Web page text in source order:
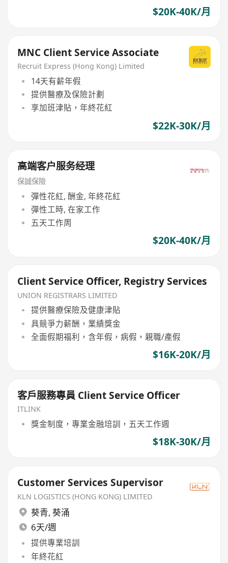
$20K-40K/月
MNC Client Service Associate
Recruit Express (Hong Kong) Limited
14天有薪年假
提供醫療及保險計劃
享加班津貼，年終花紅
$22K-30K/月
高端客户服务经理
保誠保險
彈性花紅, 酬金, 年終花紅
彈性工時, 在家工作
五天工作周
$20K-40K/月
Client Service Officer, Registry Services
UNION REGISTRARS LIMITED
提供醫療保險及健康津貼
具競爭力薪酬，業績獎金
全面假期福利，含年假，病假，親職/產假
$16K-20K/月
客戶服務專員 Client Service Officer
ITLINK
獎金制度，專業金融培訓，五天工作週
$18K-30K/月
Customer Services Supervisor
KLN LOGISTICS (HONG KONG) LIMITED
葵青, 葵涌
6天/週
提供專業培訓
年終花紅